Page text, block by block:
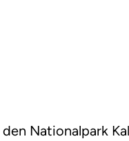
Nationalpark